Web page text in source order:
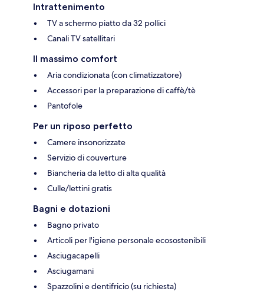
Intrattenimento
TV a schermo piatto da 32 pollici
Canali TV satellitari
Il massimo comfort
Aria condizionata (con climatizzatore)
Accessori per la preparazione di caffè/tè
Pantofole
Per un riposo perfetto
Camere insonorizzate
Servizio di couverture
Biancheria da letto di alta qualità
Culle/lettini gratis
Bagni e dotazioni
Bagno privato
Articoli per l'igiene personale ecosostenibili
Asciugacapelli
Asciugamani
Spazzolini e dentifricio (su richiesta)